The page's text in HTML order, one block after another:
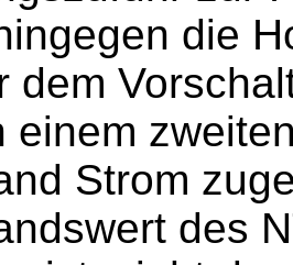
die
dem
einem
Strom
des